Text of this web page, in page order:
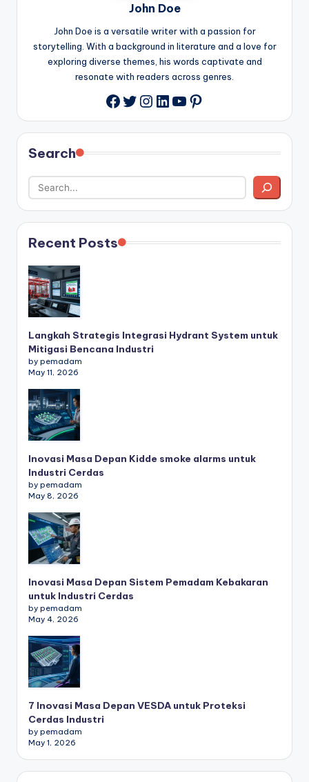
John Doe
John Doe is a versatile writer with a passion for
storytelling. With a background in literature and a love for
exploring diverse themes, his words captivate and
resonate with readers across genres.
Facebook
Twitter
Instagram
LinkedIn
YouTube
Pinterest
Search
Recent Posts
Langkah Strategis Integrasi Hydrant System untuk
Mitigasi Bencana Industri
by pemadam
May 11, 2026
Inovasi Masa Depan Kidde smoke alarms untuk
Industri Cerdas
by pemadam
May 8, 2026
Inovasi Masa Depan Sistem Pemadam Kebakaran
untuk Industri Cerdas
by pemadam
May 4, 2026
7 Inovasi Masa Depan VESDA untuk Proteksi
Cerdas Industri
by pemadam
May 1, 2026